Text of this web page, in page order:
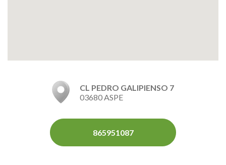
CL PEDRO GALIPIENSO 7
03680 ASPE
865951087